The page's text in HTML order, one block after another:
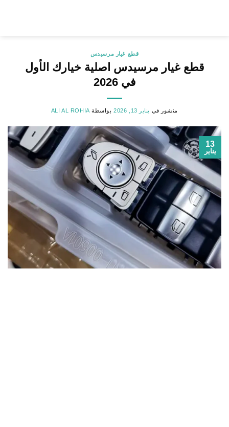
قطع غيار مرسيدس
قطع غيار مرسيدس اصلية خيارك الأول
في 2026
منشور في يناير 13, 2026 بواسطة ALI AL ROHIA
13
يناير